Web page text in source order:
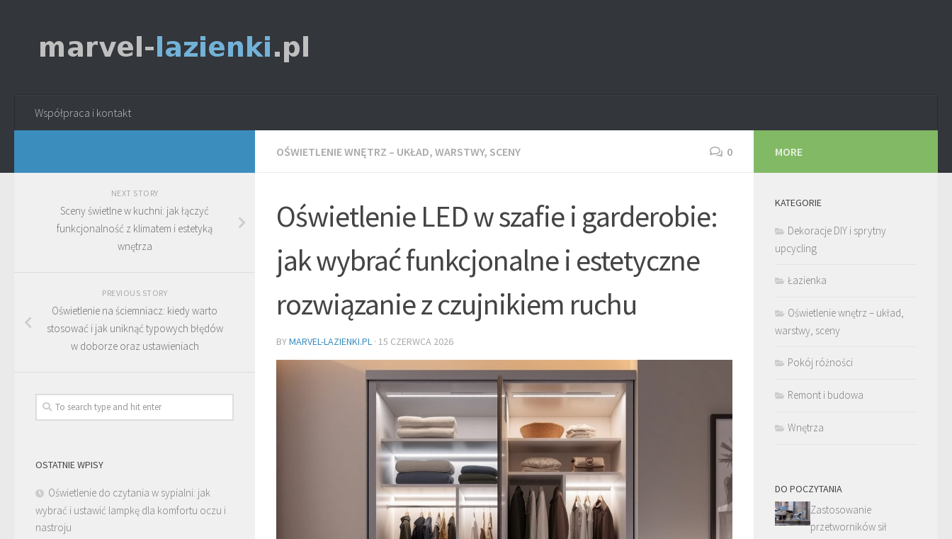
Współpraca i kontakt
OŚWIETLENIE WNĘTRZ – UKŁAD, WARSTWY, SCENY 0
Oświetlenie LED w szafie i garderobie:
jak wybrać funkcjonalne i estetyczne
rozwiązanie z czujnikiem ruchu
BYMARVEL-LAZIENKI.PL · 15 CZERWCA 2026
NEXT STORY
Sceny świetlne w kuchni: jak łączyć
funkcjonalność z klimatem i estetyką
wnętrza
PREVIOUS STORY
Oświetlenie na ściemniacz: kiedy warto
stosować i jak uniknąć typowych błędów
w doborze oraz ustawieniach
OSTATNIE WPISY
Oświetlenie do czytania w sypialni: jak
wybrać i ustawić lampkę dla komfortu oczu i
nastroju
MORE
KATEGORIE
Dekoracje DIY i sprytny
upcycling
Łazienka
Oświetlenie wnętrz – układ,
warstwy, sceny
Pokój różności
Remont i budowa
Wnętrza
DO POCZYTANIA
Zastosowanie
przetworników sił